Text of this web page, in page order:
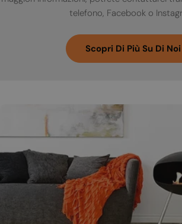
telefono, Facebook o
Scopri Di Più Su Di Noi